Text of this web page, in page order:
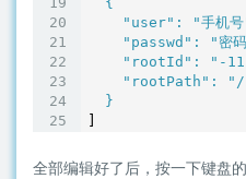
"user" : "手机
"passwd" : "密
"rootId" : "-
"rootPath" :
"/
全部编辑好了后，按一下键盘的